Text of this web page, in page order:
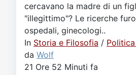
cercavano la madre di un
"illegittimo"? Le ricerche
ospedali, ginecologi..
In Storia e Filosofia /
da Wolf
21 Ore 52 Minuti fa